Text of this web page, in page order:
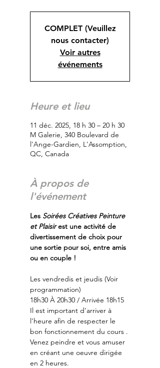
COMPLET (Veuillez
nous contacter)
Voir autres
événements
Heure et lieu
11 déc. 2025, 18 h 30 – 20 h 30
M Galerie, 340 Boulevard de
l'Ange-Gardien, L'Assomption,
QC, Canada
À propos de
l'événement
Les Soirées Créatives Peinture
et Plaisir est une activité de
divertissement de choix pour
une sortie pour soi, entre amis
ou en couple !
Les vendredis et jeudis (Voir
programmation)
18h30 À 20h30 / Arrivée 18h15
Il est important d'arriver à
l'heure afin de respecter le
bon fonctionnement du cours .
Venez peindre et vous amuser
en créant une oeuvre dirigée
en 2 heures.